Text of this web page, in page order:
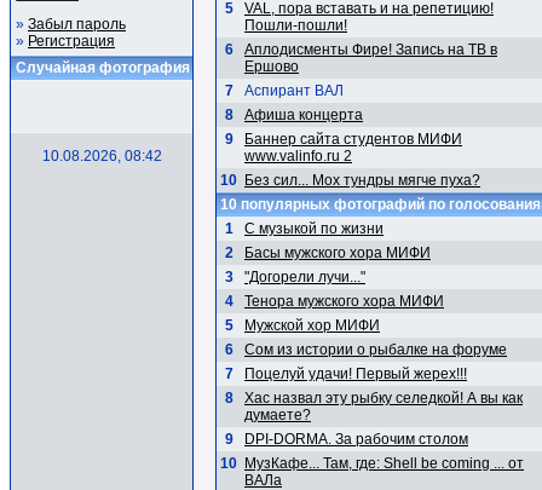
» Забыл пароль
» Регистрация
Случайная фотография
10.08.2026, 08:42
5
VAL, пора вставать и на репетицию!
Пошли-пошли!
6
Аплодисменты Фире! Запись на ТВ в
Ершово
7
Аспирант ВАЛ
8
Афиша концерта
9
Баннер сайта студентов МИФИ
www.valinfo.ru 2
10 Без сил... Мох тундры мягче пуха?
10 популярных фотографий по
1
С музыкой по жизни
2
Басы мужского хора МИФИ
3
"Догорели лучи..."
4
Тенора мужского хора МИФИ
5
Мужской хор МИФИ
6
Сом из истории о рыбалке на форуме
7
Поцелуй удачи! Первый жерех!!!
8
Хас назвал эту рыбку селедкой! А вы как
думаете?
9
DPI-DORMA. За рабочим столом
10 МузКафе... Там, где: Shell be coming ... от
ВАЛа